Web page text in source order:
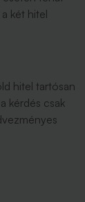
két hitel
hitel tartósan
kérdés csak